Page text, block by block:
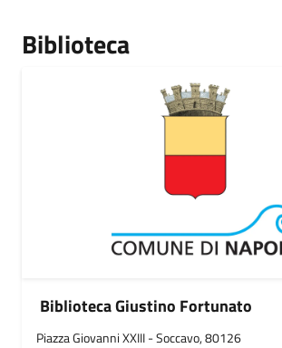
Biblioteca
Biblioteca Giustino Fortunato
Piazza Giovanni XXIII - Soccavo, 80126